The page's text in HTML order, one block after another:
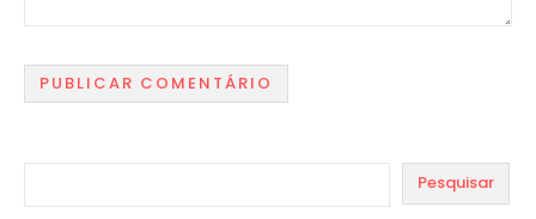
Pesquisar